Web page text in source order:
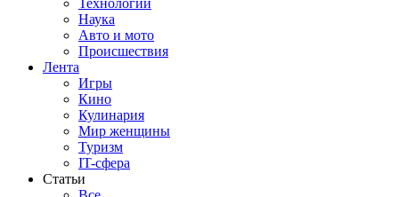
Технологии
Наука
Авто и мото
Происшествия
Лента
Игры
Кино
Кулинария
Мир женщины
Туризм
IT-сфера
Статьи